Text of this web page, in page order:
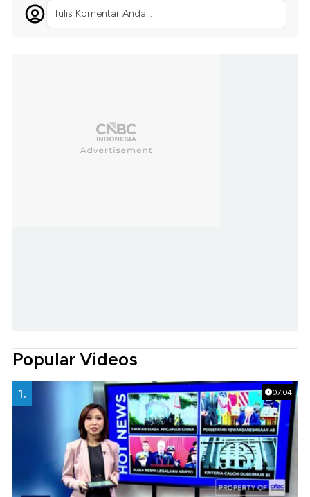
Tulis Komentar Anda...
Popular Videos
07:04
1.